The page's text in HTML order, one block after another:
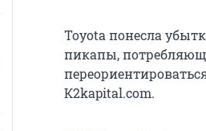
Toyota понесла
пикапы,
К2kapital.com.